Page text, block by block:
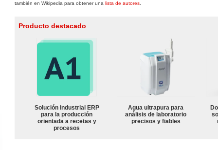
también en Wikipedia para obtener una lista de autores
Producto destacado
Solución industrial ERP
para la producción
orientada a recetas y
procesos
Agua ultrapura para
análisis de laboratorio
precisos y fiables